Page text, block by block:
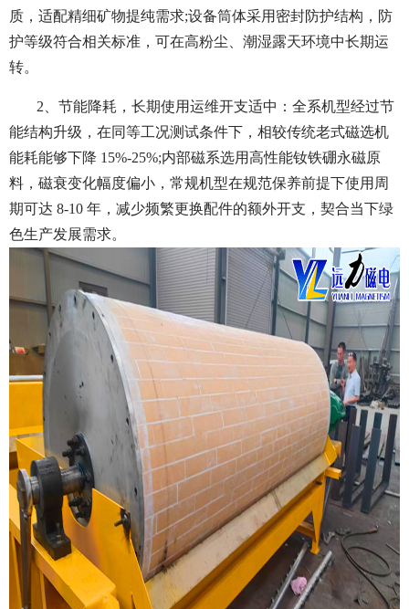
质，适配精细矿物提纯需求;设备筒体采用密封防护结构，防
护等级符合相关标准，可在高粉尘、潮湿露天环境中长期运
转。
2、节能降耗，长期使用运维开支适中：全系机型经过节
能结构升级，在同等工况测试条件下，相较传统老式磁选机
能耗能够下降 15%-25%;内部磁系选用高性能钕铁硼永磁原
料，磁衰变化幅度偏小，常规机型在规范保养前提下使用周
期可达 8-10 年，减少频繁更换配件的额外开支，契合当下绿
色生产发展需求。